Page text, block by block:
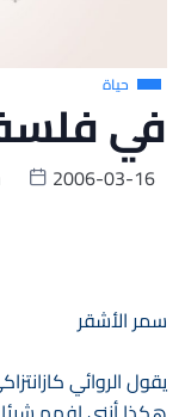
حياة
في
2006-03-16
سمر الأشقر
يقول الروائي